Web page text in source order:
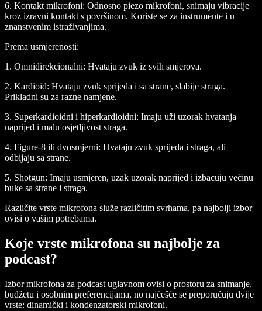
6. Kontakt mikrofoni: Odnosno piezo mikrofoni, snimaju vibracije
kroz izravni kontakt s površinom. Koriste se za instrumente i u
znanstvenim istraživanjima.
Prema usmjerenosti:
1. Omnidirekcionalni: Hvataju zvuk iz svih smjerova.
2. Kardioid: Hvataju zvuk sprijeda i sa strane, slabije straga.
Prikladni su za razne namjene.
3. Superkardioidni i hiperkardioidni: Imaju uži uzorak hvatanja
naprijed i malu osjetljivost straga.
4. Figure-8 ili dvosmjerni: Hvataju zvuk sprijeda i straga, ali
odbijaju sa strane.
5. Shotgun: Imaju usmjeren, uzak uzorak naprijed i izbacuju većinu
buke sa strane i straga.
Različite vrste mikrofona služe različitim svrhama, pa najbolji izbor
ovisi o vašim potrebama.
Koje vrste mikrofona su najbolje za
podcast?
Izbor mikrofona za podcast uglavnom ovisi o prostoru za snimanje,
budžetu i osobnim preferencijama, no najčešće se preporučuju dvije
vrste: dinamički i kondenzatorski mikrofoni.